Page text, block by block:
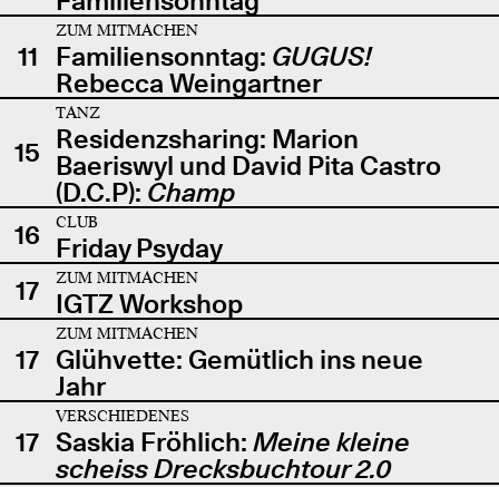
11
ZUM MITMACHEN
Familiensonntag: GUGUS!
Rebecca Weingartner
15
TANZ
Residenzsharing: Marion
Baeriswyl und David Pita Castro
(D.C.P): Champ
16
CLUB
Friday Psyday
17
ZUM MITMACHEN
IGTZ Workshop
17
ZUM MITMACHEN
Glühvette: Gemütlich ins neue
Jahr
17
VERSCHIEDENES
Saskia Fröhlich: Meine kleine
scheiss Drecksbuchtour 2.0